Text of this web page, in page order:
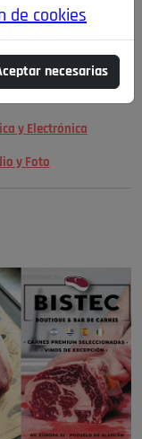
Ocio
y Electrónica
y Foto
de cookies
necesarias